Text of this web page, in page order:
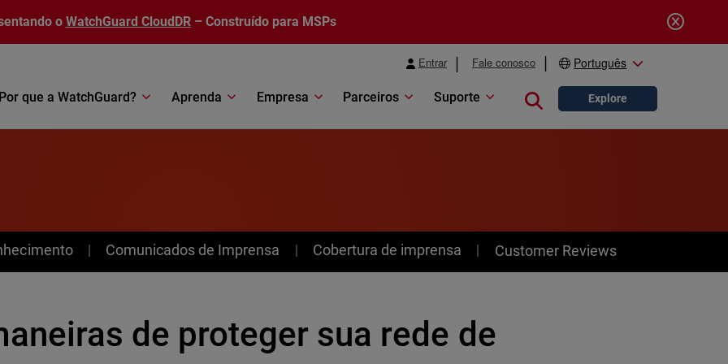
o WatchGuard CloudDR – Construído para MSPs
Entrar Fale conosco Português
Por que a WatchGuard? Aprenda Empresa Parceiros Suporte Close search
Explore
Comunicados de Imprensa Cobertura de imprensa Customer Reviews
de proteger sua rede de